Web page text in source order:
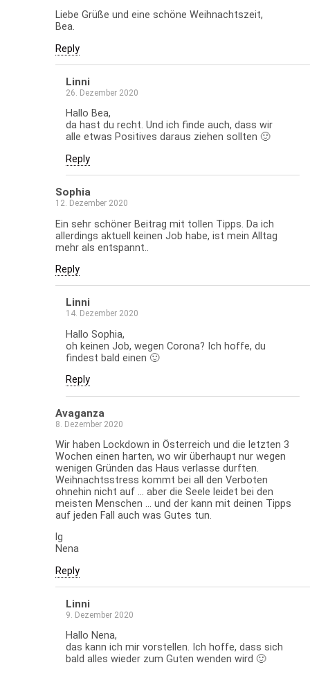
Liebe Grüße und eine schöne Weihnachtszeit,
Bea.
Reply
Linni
26. Dezember 2020
Hallo Bea,
da hast du recht. Und ich finde auch, dass wir
alle etwas Positives daraus ziehen sollten 🙂
Reply
Sophia
12. Dezember 2020
Ein sehr schöner Beitrag mit tollen Tipps. Da ich
allerdings aktuell keinen Job habe, ist mein Alltag
mehr als entspannt..
Reply
Linni
14. Dezember 2020
Hallo Sophia,
oh keinen Job, wegen Corona? Ich hoffe, du
findest bald einen 🙂
Reply
Avaganza
8. Dezember 2020
Wir haben Lockdown in Österreich und die letzten 3
Wochen einen harten, wo wir überhaupt nur wegen
wenigen Gründen das Haus verlasse durften.
Weihnachtsstress kommt bei all den Verboten
ohnehin nicht auf … aber die Seele leidet bei den
meisten Menschen … und der kann mit deinen Tipps
auf jeden Fall auch was Gutes tun.
lg
Nena
Reply
Linni
9. Dezember 2020
Hallo Nena,
das kann ich mir vorstellen. Ich hoffe, dass sich
bald alles wieder zum Guten wenden wird 🙂